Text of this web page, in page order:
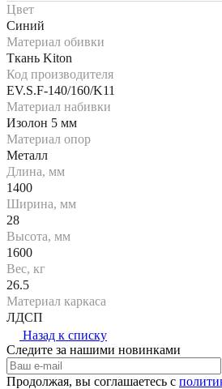
Цвет
Синий
Материал обивки
Ткань Kiton
Код производителя
EV.S.F-140/160/K11
Материал набивки
Изолон 5 мм
Материал опор
Металл
Длина, мм
1400
Ширина, мм
28
Высота, мм
1600
Вес, кг
26.5
Материал каркаса
ЛДСП
Назад к списку
Следите за нашими новинками
Продолжая, вы соглашаетесь с